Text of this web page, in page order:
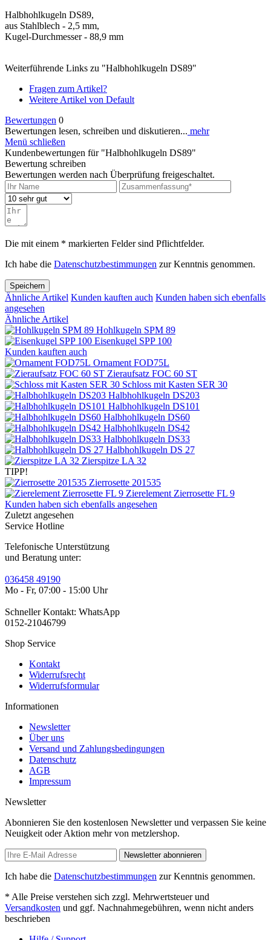
Halbhohlkugeln DS89,
aus Stahlblech - 2,5 mm,
Kugel-Durchmesser - 88,9 mm
Weiterführende Links zu "Halbhohlkugeln DS89"
Fragen zum Artikel?
Weitere Artikel von Default
Bewertungen 0
Bewertungen lesen, schreiben und diskutieren... mehr
Menü schließen
Kundenbewertungen für "Halbhohlkugeln DS89"
Bewertung schreiben
Bewertungen werden nach Überprüfung freigeschaltet.
Die mit einem * markierten Felder sind Pflichtfelder.
Ich habe die Datenschutzbestimmungen zur Kenntnis genommen.
Speichern
Ähnliche Artikel Kunden kauften auch Kunden haben sich ebenfalls
angesehen
Ähnliche Artikel
Hohlkugeln SPM 89
Eisenkugel SPP 100
Kunden kauften auch
Ornament FOD75L
Zieraufsatz FOC 60 ST
Schloss mit Kasten SER 30
Halbhohlkugeln DS203
Halbhohlkugeln DS101
Halbhohlkugeln DS60
Halbhohlkugeln DS42
Halbhohlkugeln DS33
Halbhohlkugeln DS 27
Zierspitze LA 32
TIPP!
Zierrosette 201535
Zierelement Zierrosette FL 9
Kunden haben sich ebenfalls angesehen
Zuletzt angesehen
Service Hotline
Telefonische Unterstützung
und Beratung unter:
036458 49190
Mo - Fr, 07:00 - 15:00 Uhr
Schneller Kontakt: WhatsApp
0152-21046799
Shop Service
Kontakt
Widerrufsrecht
Widerrufsformular
Informationen
Newsletter
Über uns
Versand und Zahlungsbedingungen
Datenschutz
AGB
Impressum
Newsletter
Abonnieren Sie den kostenlosen Newsletter und verpassen Sie keine
Neuigkeit oder Aktion mehr von metzlershop.
Newsletter abonnieren
Ich habe die Datenschutzbestimmungen zur Kenntnis genommen.
* Alle Preise verstehen sich zzgl. Mehrwertsteuer und
Versandkosten und ggf. Nachnahmegebühren, wenn nicht anders
beschrieben